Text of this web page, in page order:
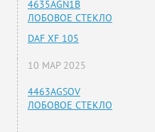
4635AGN1B
ЛОБОВОЕ СТЕКЛО
DAF XF 105
10 МАР 2025
4463AGSOV
ЛОБОВОЕ СТЕКЛО